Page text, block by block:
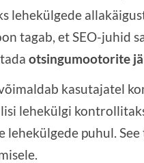
lehekülgede
tagab, et SEO-juhid
otsingumootorite
kasutajatel
lehekülgi
puhul.